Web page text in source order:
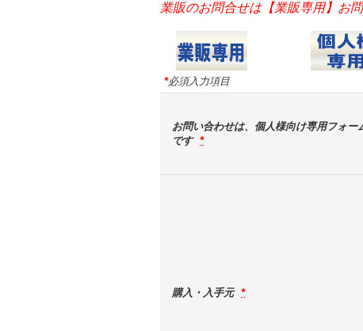
業販のお問合せは【業販専用】お
*必須入力項目
お問い合わせは、個人様向け専用フォー
です *
購入・入手元 *